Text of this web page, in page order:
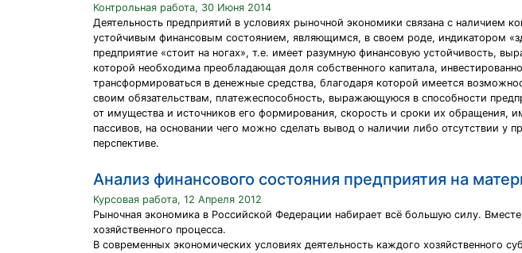
Контрольная работа, 30 Июня 2014
Деятельность предприятий в условиях рыночной экономики связана с наличием
устойчивым финансовым состоянием, являющимся, в своем роде, индикатором
предприятие «стоит на ногах», т.е. имеет разумную финансовую устойчивость,
которой необходима преобладающая доля собственного капитала,
трансформироваться в денежные средства, благодаря которой имеется
своим обязательствам, платежеспособность, выражающуюся в способности
от имущества и источников его формирования, скорость и сроки их
пассивов, на основании чего можно сделать вывод о наличии либо отсутствии у
перспективе.
Анализ финансового состояния предприятия на
Курсовая работа, 12 Апреля 2012
Рыночная экономика в Российской Федерации набирает всё большую силу.
хозяйственного процесса.
В современных экономических условиях деятельность каждого хозяйственного